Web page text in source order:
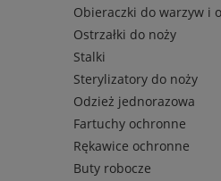
Obieraczki do warzyw i
Ostrzałki do noży
Stalki
Sterylizatory do noży
Odzież jednorazowa
Fartuchy ochronne
Rękawice ochronne
Buty robocze